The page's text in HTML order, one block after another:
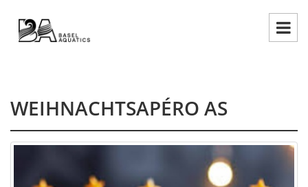
WEIHNACHTSAPÉRO AS